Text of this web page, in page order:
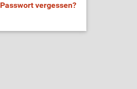
Passwort vergessen?